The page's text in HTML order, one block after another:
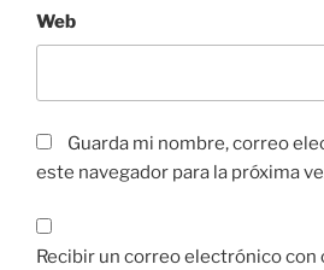
Web
Guarda mi nombre, correo
este navegador para la próxima
Recibir un correo electrónico con